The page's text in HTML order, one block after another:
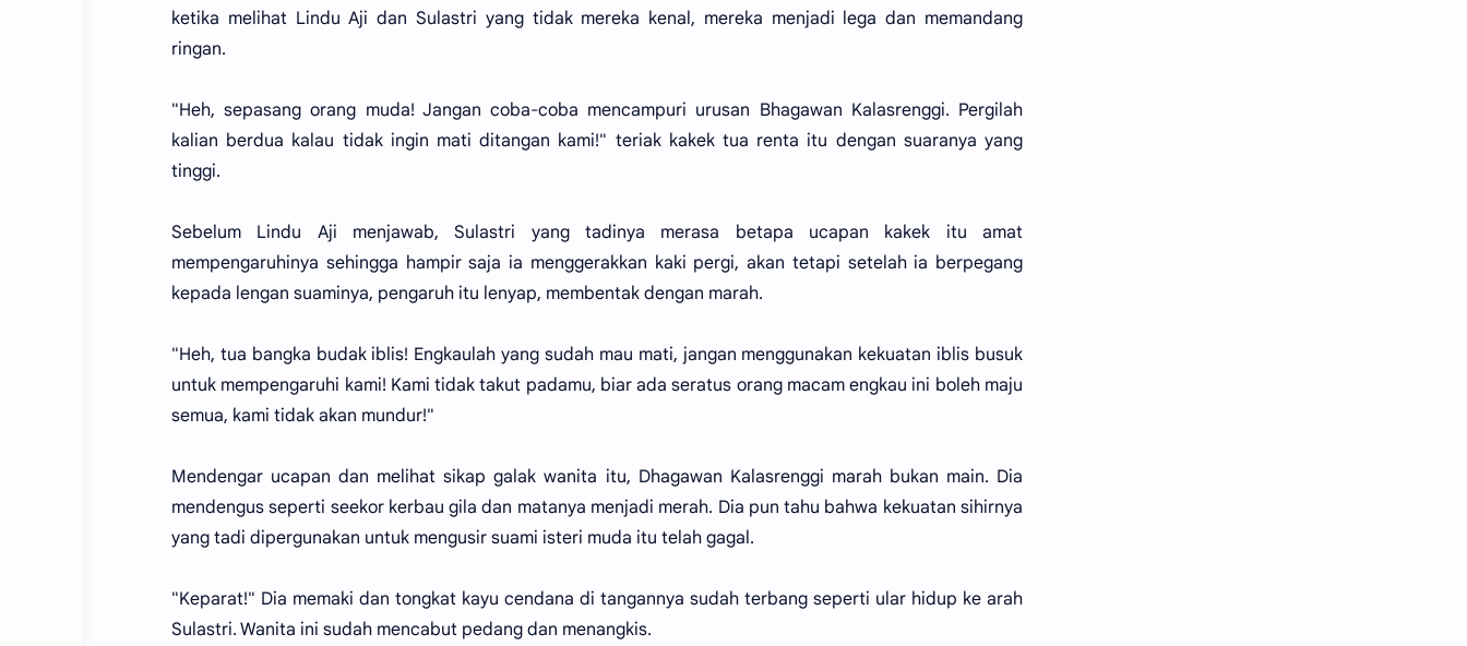
ketika melihat Lindu Aji dan Sulastri yang tidak mereka kenal, mereka menjadi lega dan memandang
ringan.
"Heh, sepasang orang muda! Jangan coba-coba mencampuri urusan Bhagawan Kalasrenggi. Pergilah
kalian berdua kalau tidak ingin mati ditangan kami!" teriak kakek tua renta itu dengan suaranya yang
tinggi.
Sebelum Lindu Aji menjawab, Sulastri yang tadinya merasa betapa ucapan kakek itu amat
mempengaruhinya sehingga hampir saja ia menggerakkan kaki pergi, akan tetapi setelah ia berpegang
kepada lengan suaminya, pengaruh itu lenyap, membentak dengan marah.
"Heh, tua bangka budak iblis! Engkaulah yang sudah mau mati, jangan menggunakan kekuatan iblis busuk
untuk mempengaruhi kami! Kami tidak takut padamu, biar ada seratus orang macam engkau ini boleh maju
semua, kami tidak akan mundur!"
Mendengar ucapan dan melihat sikap galak wanita itu, Dhagawan Kalasrenggi marah bukan main. Dia
mendengus seperti seekor kerbau gila dan matanya menjadi merah. Dia pun tahu bahwa kekuatan sihirnya
yang tadi dipergunakan untuk mengusir suami isteri muda itu telah gagal.
"Keparat!" Dia memaki dan tongkat kayu cendana di tangannya sudah terbang seperti ular hidup ke arah
Sulastri. Wanita ini sudah mencabut pedang dan menangkis.